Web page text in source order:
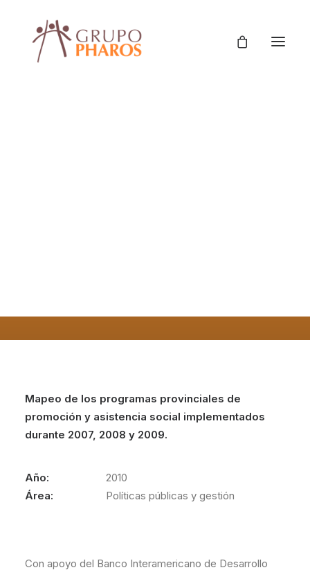
Mapeo de los programas provinciales de
promoción y asistencia social implementados
durante 2007, 2008 y 2009.
Año:
2010
Área:
Políticas públicas y gestión
Con apoyo del Banco Interamericano de Desarrollo